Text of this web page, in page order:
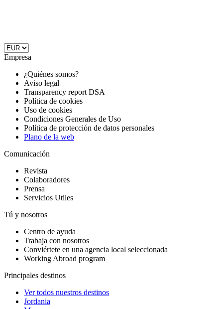
Empresa
¿Quiénes somos?
Aviso legal
Transparency report DSA
Política de cookies
Uso de cookies
Condiciones Generales de Uso
Política de protección de datos personales
Plano de la web
Comunicación
Revista
Colaboradores
Prensa
Servicios Utiles
Tú y nosotros
Centro de ayuda
Trabaja con nosotros
Conviértete en una agencia local seleccionada
Working Abroad program
Principales destinos
Ver todos nuestros destinos
Jordania